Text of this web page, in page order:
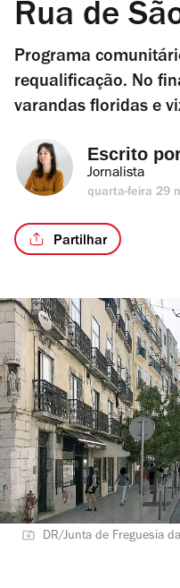
Rua de
Programa
requalificação. No
varandas floridas e
Escrito
Jornalista
quarta-feira 29
Partilhar
DR/Junta de Freguesia